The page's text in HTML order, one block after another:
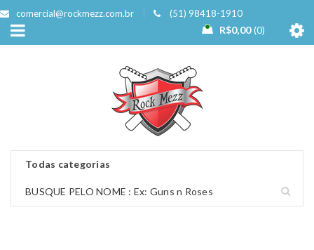
comercial@rockmezz.com.br (51) 98418-1910
R$0,00 0